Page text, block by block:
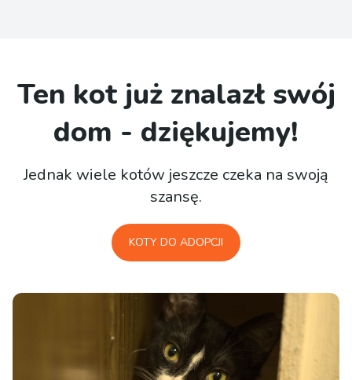
Ten kot już znalazł swój
dom - dziękujemy!
Jednak wiele kotów jeszcze czeka na swoją
szansę.
KOTY DO ADOPCJI